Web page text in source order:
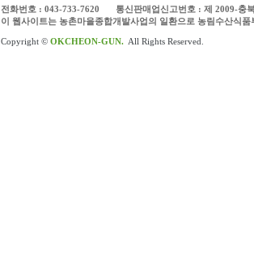
전화번호 : 043-733-7620
통신판매업신고번호 : 제 2009-충
이 웹사이트는 농촌마을종합개발사업의 일환으로 농림수산식
Copyright © OKCHEON-GUN. All Rights Reserved.